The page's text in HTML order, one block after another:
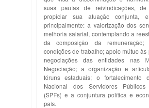
suas pautas de reivindicações,
propiciar sua atuação conjunta,
principalmente: a valorização dos
melhoria salarial, contemplando a
da composição da remuneração;
condições de trabalho; apoio mútuo às
negociações das entidades nas
Negociação; a organização e
fóruns estaduais; o fortalecimento
Nacional dos Servidores Públicos
(SPFs) e a conjuntura política e
país.